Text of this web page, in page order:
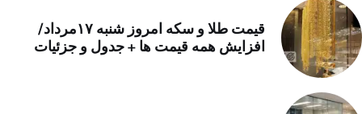
قیمت طلا و سکه امروز شنبه ۱۷مرداد/
افزایش همه قیمت ها + جدول و جزئیات